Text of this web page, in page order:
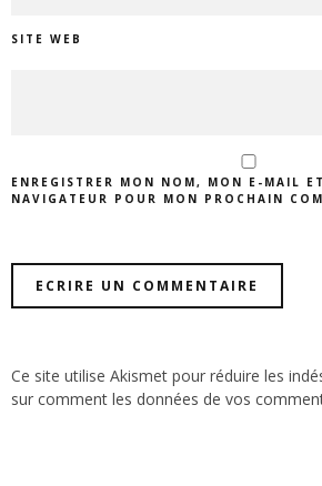
SITE WEB
ENREGISTRER MON NOM, MON E-MAIL
NAVIGATEUR POUR MON PROCHAIN
Ce site utilise Akismet pour réduire les
sur comment les données de vos